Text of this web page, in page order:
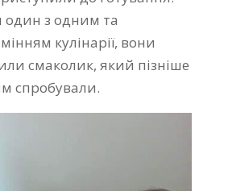
один з одним та
кулінарії, вони
смаколик, який пізніше
спробували.